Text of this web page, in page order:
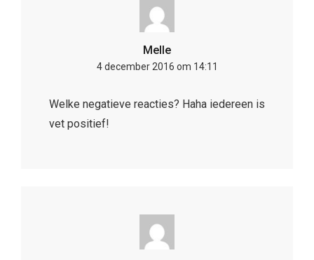
Melle
4 december 2016 om 14:11
Welke negatieve reacties? Haha iedereen is
vet positief!